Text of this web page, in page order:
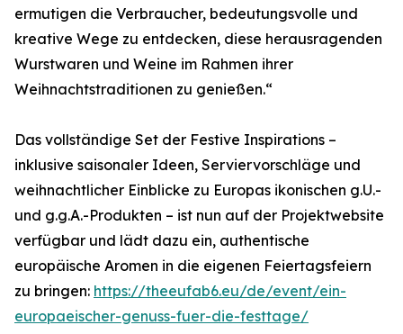
ermutigen die Verbraucher, bedeutungsvolle und
kreative Wege zu entdecken, diese herausragenden
Wurstwaren und Weine im Rahmen ihrer
Weihnachtstraditionen zu genießen.“
Das vollständige Set der Festive Inspirations –
inklusive saisonaler Ideen, Serviervorschläge und
weihnachtlicher Einblicke zu Europas ikonischen g.U.-
und g.g.A.-Produkten – ist nun auf der Projektwebsite
verfügbar und lädt dazu ein, authentische
europäische Aromen in die eigenen Feiertagsfeiern
zu bringen: https://theeufab6.eu/de/event/ein-
europaeischer-genuss-fuer-die-festtage/